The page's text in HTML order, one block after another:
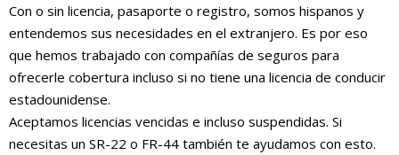
Con o sin licencia, pasaporte o registro, somos hispanos y
entendemos sus necesidades en el extranjero. Es por eso
que hemos trabajado con compañías de seguros para
ofrecerle cobertura incluso si no tiene una licencia de conducir
estadounidense.
Aceptamos licencias vencidas e incluso suspendidas. Si
necesitas un SR-22 o FR-44 también te ayudamos con esto.